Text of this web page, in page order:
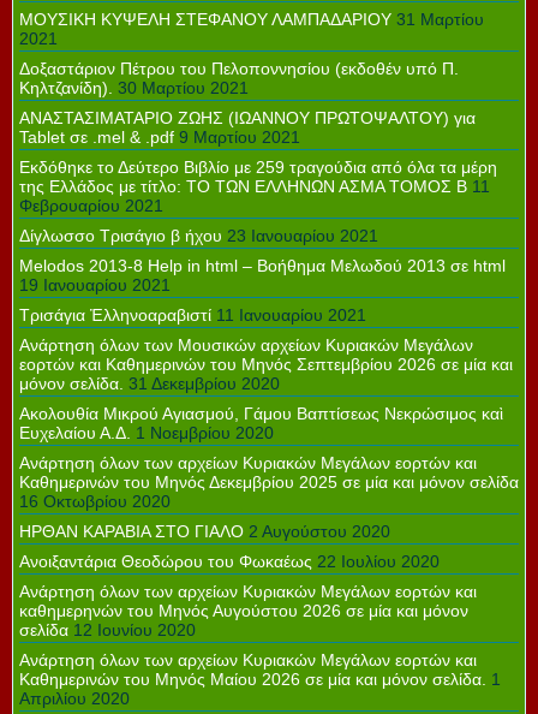
ΜΟΥΣΙΚΗ ΚΥΨΕΛΗ ΣΤΕΦΑΝΟΥ ΛΑΜΠΑΔΑΡΙΟΥ 31 Μαρτίου
2021
Δοξαστάριον Πέτρου του Πελοποννησίου (εκδοθέν υπό Π.
Κηλτζανίδη). 30 Μαρτίου 2021
ΑΝΑΣΤΑΣΙΜΑΤΑΡΙΟ ΖΩΗΣ (ΙΩΑΝΝΟΥ ΠΡΩΤΟΨΑΛΤΟΥ) για
Tablet σε .mel & .pdf 9 Μαρτίου 2021
Εκδόθηκε το Δεύτερο Βιβλίο με 259 τραγούδια από όλα τα μέρη
της Ελλάδος με τίτλο: ΤΟ ΤΩΝ ΕΛΛΗΝΩΝ ΑΣΜΑ ΤΟΜΟΣ Β 11
Φεβρουαρίου 2021
Δίγλωσσο Τρισάγιο β ήχου 23 Ιανουαρίου 2021
Melodos 2013-8 Help in html – Βοήθημα Μελωδού 2013 σε html
19 Ιανουαρίου 2021
Τρισάγια Ἐλληνοαραβιστί 11 Ιανουαρίου 2021
Ανάρτηση όλων των Μουσικών αρχείων Κυριακών Μεγάλων
εορτών και Καθημερινών του Μηνός Σεπτεμβρίου 2026 σε μία και
μόνον σελίδα. 31 Δεκεμβρίου 2020
Ακολουθία Μικρού Αγιασμού, Γάμου Βαπτίσεως Νεκρώσιμος καὶ
Ευχελαίου Α.Δ. 1 Νοεμβρίου 2020
Ανάρτηση όλων των αρχείων Κυριακών Μεγάλων εορτών και
Καθημερινών του Μηνός Δεκεμβρίου 2025 σε μία και μόνον σελίδα
16 Οκτωβρίου 2020
ΗΡΘΑΝ ΚΑΡΑΒΙΑ ΣΤΟ ΓΙΑΛΟ 2 Αυγούστου 2020
Ανοιξαντάρια Θεοδώρου του Φωκαέως 22 Ιουλίου 2020
Ανάρτηση όλων των αρχείων Κυριακών Μεγάλων εορτών και
καθημερηνών του Μηνός Αυγούστου 2026 σε μία και μόνον
σελίδα 12 Ιουνίου 2020
Ανάρτηση όλων των αρχείων Κυριακών Μεγάλων εορτών και
Καθημερινών του Μηνός Μαίου 2026 σε μία και μόνον σελίδα. 1
Απριλίου 2020